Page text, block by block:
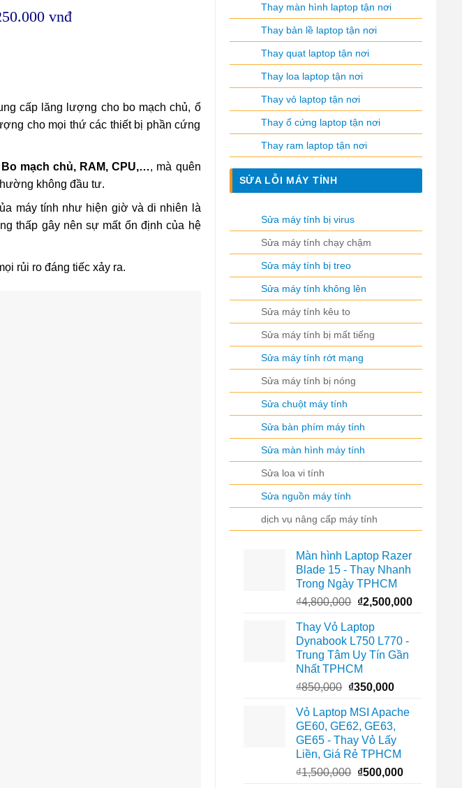
vnđ
cấp lăng lượng cho bo mạch chủ, ổ
cho mọi thứ các thiết bị phần cứng
Bo mạch chủ, RAM, CPU,…, mà quên
không đầu tư.
máy tính như hiện giờ và di nhiên là
thấp gây nên sự mất ổn định của hệ
rủi ro đáng tiếc xảy ra.
Thay màn hình laptop tận nơi
Thay bản lề laptop tận nơi
Thay quạt laptop tận nơi
Thay loa laptop tận nơi
Thay vỏ laptop tận nơi
Thay ổ cứng laptop tận nơi
Thay ram laptop tận nơi
SỬA LỖI MÁY TÍNH
Sửa máy tính bị virus
Sửa máy tính chạy chậm
Sửa máy tính bị treo
Sửa máy tính không lên
Sửa máy tính kêu to
Sửa máy tính bị mất tiếng
Sửa máy tính rớt mạng
Sửa máy tính bị nóng
Sửa chuột máy tính
Sửa bàn phím máy tính
Sửa màn hình máy tính
Sửa loa vi tính
Sửa nguồn máy tính
dịch vụ nâng cấp máy tính
Màn hình Laptop Razer
Blade 15 - Thay Nhanh
Trong Ngày TPHCM
₫4,800,000 Giá
là:
₫4,800,000.
₫2,500,000Giá
Thay Vỏ Laptop
Dynabook L750 L770 -
Trung Tâm Uy Tín Gần
Nhất TPHCM
₫850,000 Giá
là:
₫850,000.
₫350,000Giá
tại
là:
₫350,000.
Vỏ Laptop MSI Apache
GE60, GE62, GE63,
GE65 - Thay Vỏ Lấy
Liền, Giá Rẻ TPHCM
₫1,500,000 Giá
₫500,000Giá